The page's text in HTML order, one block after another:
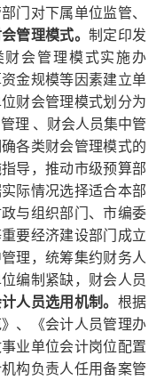
门对下属单位监管、
管理模式。制定印发
财会管理模式实施办
金规模等因素建立单
财会管理模式划分为
理 、财会人员集中管
各类财会管理模式的
导，推动市级预算部
际情况选择适合本部
与组织部门、市编委
要经济建设部门成立
理，统筹集约财务人
编制紧缺，财会人员
人员选用机制。 根据
、《会计人员管理办
业单位会计岗位配置
构负责人任用备案管